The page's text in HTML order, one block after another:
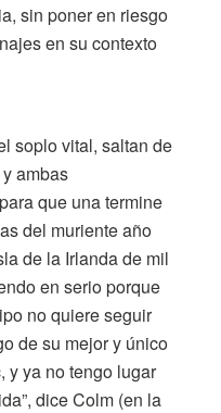
sin poner en riesgo
en su contexto
soplo vital, saltan de
ambas
que una termine
del muriente año
de la Irlanda de mil
en serio porque
no quiere seguir
de su mejor y único
y ya no tengo lugar
dice Colm (en la